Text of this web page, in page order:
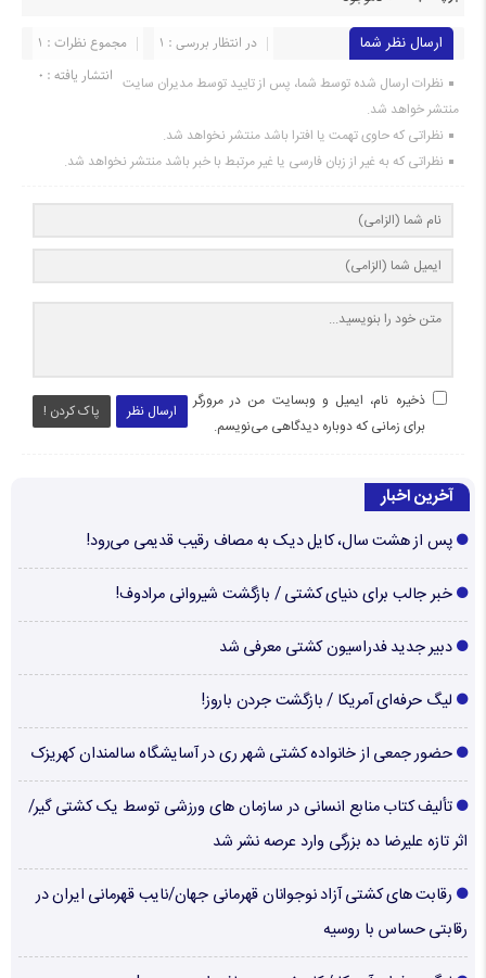
ارسال نظر شما مجموع نظرات : 1
در انتظار بررسی : 1
انتشار یافته : ۰ نظرات ارسال شده توسط شما، پس از تایید توسط مدیران سایت
منتشر خواهد شد.
نظراتی که حاوی تهمت یا افترا باشد منتشر نخواهد شد.
نظراتی که به غیر از زبان فارسی یا غیر مرتبط با خبر باشد منتشر نخواهد شد.
ارسال نظر پاک کردن !
ذخیره نام، ایمیل و وبسایت من در مرورگر
برای زمانی که دوباره دیدگاهی می‌نویسم.
آخرین اخبار
پس از هشت سال، کایل دیک به مصاف رقیب قدیمی می‌رود!
خبر جالب برای دنیای کشتی / بازگشت شیروانی مرادوف!
دبیر جدید فدراسیون کشتی معرفی شد
لیگ حرفه‌ای آمریکا / بازگشت جردن باروز!
حضور جمعی از خانواده کشتی شهر ری در آسایشگاه سالمندان کهریزک
تألیف کتاب منابع انسانی در سازمان های ورزشی توسط یک کشتی گیر/
اثر تازه علیرضا ده بزرگی وارد عرصه نشر شد
رقابت های کشتی آزاد نوجوانان قهرمانی جهان/نایب قهرمانی ایران در
رقابتی حساس با روسیه